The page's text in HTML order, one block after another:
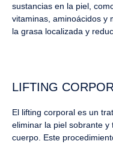
sustancias en la piel,
vitaminas, aminoácidos y
la grasa localizada y
LIFTING
El lifting corporal es un
eliminar la piel sobrante
cuerpo. Este